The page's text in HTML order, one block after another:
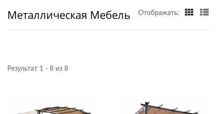
Металлическая Мебель Отображать:
Результат 1 - 8 из 8